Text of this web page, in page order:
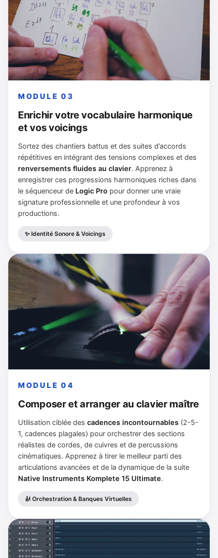
MODULE 03
Enrichir votre vocabulaire harmonique
et vos voicings
Sortez des chantiers battus et des suites d’accords
répétitives en intégrant des tensions complexes et des
renversements fluides au clavier. Apprenez à
enregistrer ces progressions harmoniques riches dans
le séquenceur de Logic Pro pour donner une vraie
signature professionnelle et une profondeur à vos
productions.
✨ Identité Sonore & Voicings
MODULE 04
Composer et arranger au clavier maître
Utilisation ciblée des cadences incontournables (2-5-
1, cadences plagales) pour orchestrer des sections
réalistes de cordes, de cuivres et de percussions
cinématiques. Apprenez à tirer le meilleur parti des
articulations avancées et de la dynamique de la suite
Native Instruments Komplete 15 Ultimate.
🎻 Orchestration & Banques Virtuelles